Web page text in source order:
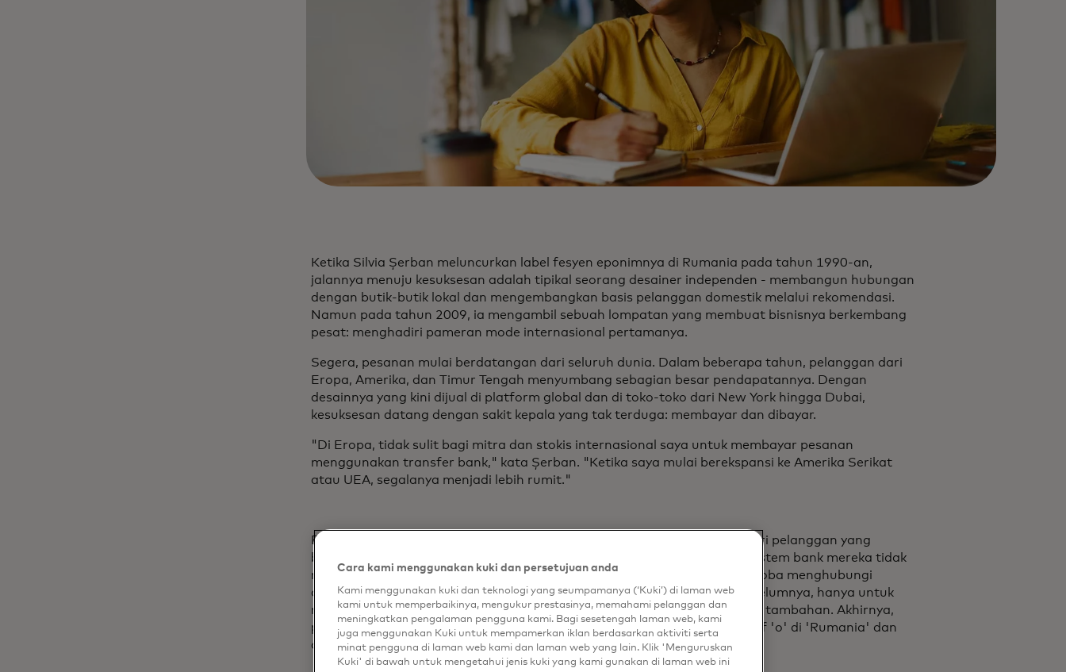
Ketika Silvia Șerban meluncurkan label fesyen eponimnya di Rumania pada tahun 1990-an,
jalannya menuju kesuksesan adalah tipikal seorang desainer independen - membangun hubungan
dengan butik-butik lokal dan mengembangkan basis pelanggan domestik melalui rekomendasi.
Namun pada tahun 2009, ia mengambil sebuah lompatan yang membuat bisnisnya berkembang
pesat: menghadiri pameran mode internasional pertamanya.
Segera, pesanan mulai berdatangan dari seluruh dunia. Dalam beberapa tahun, pelanggan dari
Eropa, Amerika, dan Timur Tengah menyumbang sebagian besar pendapatannya. Dengan
desainnya yang kini dijual di platform global dan di toko-toko dari New York hingga Dubai,
kesuksesan datang dengan sakit kepala yang tak terduga: membayar dan dibayar.
"Di Eropa, tidak sulit bagi mitra dan stokis internasional saya untuk membayar pesanan
menggunakan transfer bank," kata Șerban. "Ketika saya mulai berekspansi ke Amerika Serikat
atau UEA, segalanya menjadi lebih rumit."
Bagi Șerban, apa yang seharusnya merupakan pembayaran langsung dari pelanggan yang
berbasis di AS berubah menjadi tiga kali kunjungan ke bank. "Pertama, sistem bank mereka tidak
mengenali kode SWIFT bank saya," kenangnya. "Kemudian mereka mencoba menghubungi
cabang bank lokal tempat saya membuka rekening beberapa dekade sebelumnya, hanya untuk
menemukan bahwa bank tersebut telah tutup, menyebabkan penundaan tambahan. Akhirnya,
pembayaran macet karena sistem tidak dapat membedakan antara huruf 'o' di 'Rumania' dan
angka nol."
Cara kami menggunakan kuki dan persetujuan anda
Kami menggunakan kuki dan teknologi yang seumpamanya (‘Kuki’) di laman web
kami untuk memperbaikinya, mengukur prestasinya, memahami pelanggan dan
meningkatkan pengalaman pengguna kami. Bagi sesetengah laman web, kami
juga menggunakan Kuki untuk mempamerkan iklan berdasarkan aktiviti serta
minat pengguna di laman web kami dan laman web yang lain. Klik 'Menguruskan
Kuki' di bawah untuk mengetahui jenis kuki yang kami gunakan di laman web ini